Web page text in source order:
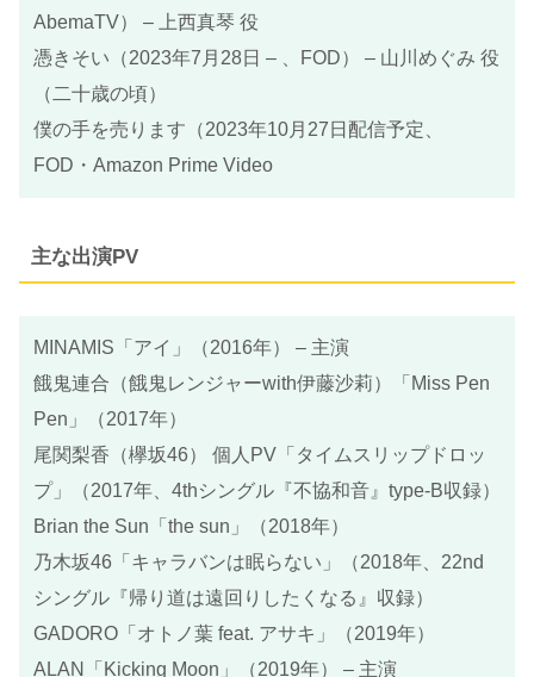
AbemaTV） – 上西真琴 役
憑きそい（2023年7月28日 – 、FOD） – 山川めぐみ 役
（二十歳の頃）
僕の手を売ります（2023年10月27日配信予定、
FOD・Amazon Prime Video
主な出演PV
MINAMIS「アイ」（2016年） – 主演
餓鬼連合（餓鬼レンジャーwith伊藤沙莉）「Miss Pen
Pen」（2017年）
尾関梨香（欅坂46） 個人PV「タイムスリップドロッ
プ」（2017年、4thシングル『不協和音』type-B収録）
Brian the Sun「the sun」（2018年）
乃木坂46「キャラバンは眠らない」（2018年、22nd
シングル『帰り道は遠回りしたくなる』収録）
GADORO「オトノ葉 feat. アサキ」（2019年）
ALAN「Kicking Moon」（2019年） – 主演